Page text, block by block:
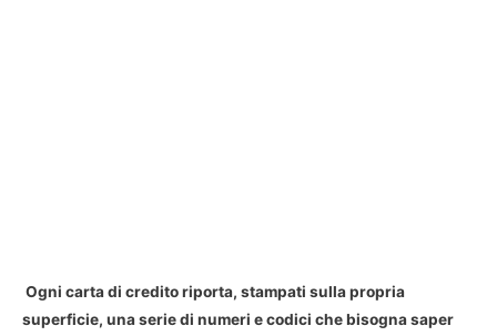
Ogni carta di credito riporta, stampati sulla propria
superficie, una serie di numeri e codici che bisogna saper